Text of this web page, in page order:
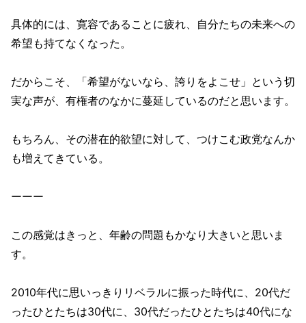
具体的には、寛容であることに疲れ、自分たちの未来への
希望も持てなくなった。
だからこそ、「希望がないなら、誇りをよこせ」という切
実な声が、有権者のなかに蔓延しているのだと思います。
もちろん、その潜在的欲望に対して、つけこむ政党なんか
も増えてきている。
ーーー
この感覚はきっと、年齢の問題もかなり大きいと思いま
す。
2010年代に思いっきりリベラルに振った時代に、20代だ
ったひとたちは30代に、30代だったひとたちは40代にな